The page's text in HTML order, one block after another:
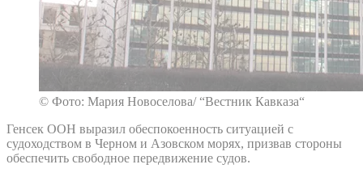
© Фото: Мария Новоселова/ “Вестник Кавказа“
Генсек ООН выразил обеспокоенность ситуацией с
судоходством в Черном и Азовском морях, призвав стороны
обеспечить свободное передвижение судов.